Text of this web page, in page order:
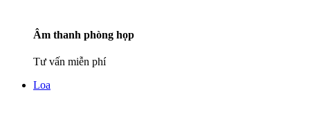
Âm thanh phòng họp
Tư vấn miễn phí
Loa